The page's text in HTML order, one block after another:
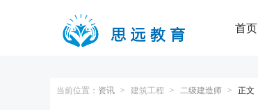
首页
当前位置： 资讯 > 建筑工程 > 二级建造师 > 正文